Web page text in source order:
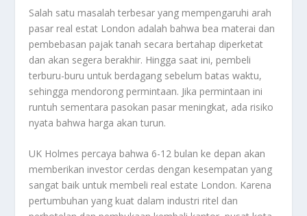
Salah satu masalah terbesar yang mempengaruhi arah
pasar real estat London adalah bahwa bea materai dan
pembebasan pajak tanah secara bertahap diperketat
dan akan segera berakhir. Hingga saat ini, pembeli
terburu-buru untuk berdagang sebelum batas waktu,
sehingga mendorong permintaan. Jika permintaan ini
runtuh sementara pasokan pasar meningkat, ada risiko
nyata bahwa harga akan turun.
UK Holmes percaya bahwa 6-12 bulan ke depan akan
memberikan investor cerdas dengan kesempatan yang
sangat baik untuk membeli real estate London. Karena
pertumbuhan yang kuat dalam industri ritel dan